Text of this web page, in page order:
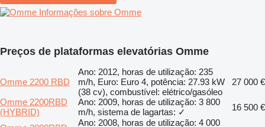
Informações sobre Omme
Preços de plataformas elevatórias Omme
Omme 2200 RBD
Ano: 2012, horas de utilização: 235
m/h, Euro: Euro 4, potência: 27.93 kW
(38 cv), combustível: elétrico/gasóleo
27 000 €
Omme 2200RBD
(HYBRID)
Ano: 2009, horas de utilização: 3 800
m/h, sistema de lagartas: ✓
16 500 €
Ano: 2008, horas de utilização: 4 000